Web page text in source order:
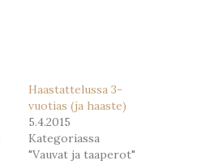
Haastattelussa 3-
vuotias (ja haaste)
5.4.2015
Kategoriassa
"Vauvat ja taaperot"